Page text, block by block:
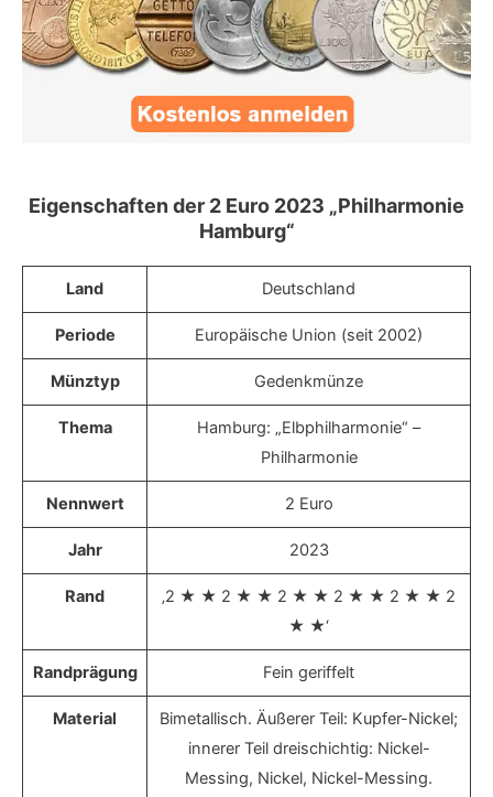
Eigenschaften der 2 Euro 2023 „Philharmonie
Hamburg“
Land Deutschland
Periode Europäische Union (seit 2002)
Münztyp Gedenkmünze
Thema
Hamburg: „Elbphilharmonie“ –
Philharmonie
Nennwert 2 Euro
Jahr 2023
Rand
‚2 ★ ★ 2 ★ ★ 2 ★ ★ 2 ★ ★ 2 ★ ★ 2
★ ★‘
Randprägung Fein geriffelt
Material
Bimetallisch. Äußerer Teil: Kupfer-Nickel;
innerer Teil dreischichtig: Nickel-
Messing, Nickel, Nickel-Messing.